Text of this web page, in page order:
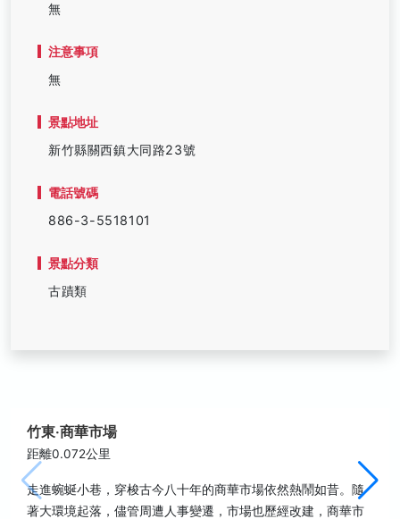
無
注意事項
無
景點地址
新竹縣關西鎮大同路23號
電話號碼
886-3-5518101
景點分類
古蹟類
竹東‧商華市場
距離0.072公里
走進蜿蜒小巷，穿梭古今八十年的商華市場依然熱鬧如昔。隨
著大環境起落，儘管周遭人事變遷，市場也歷經改建，商華市